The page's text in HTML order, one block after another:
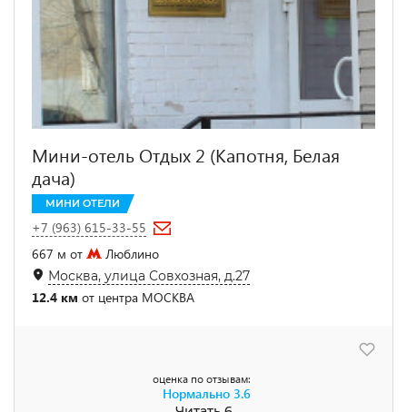
Мини-отель Отдых 2 (Капотня, Белая
дача)
МИНИ ОТЕЛИ
+7 (963) 615-33-55
667 м от
Люблино
Москва, улица Совхозная, д.27
12.4 км от центра МОСКВА
оценка по отзывам:
Нормально 3.6